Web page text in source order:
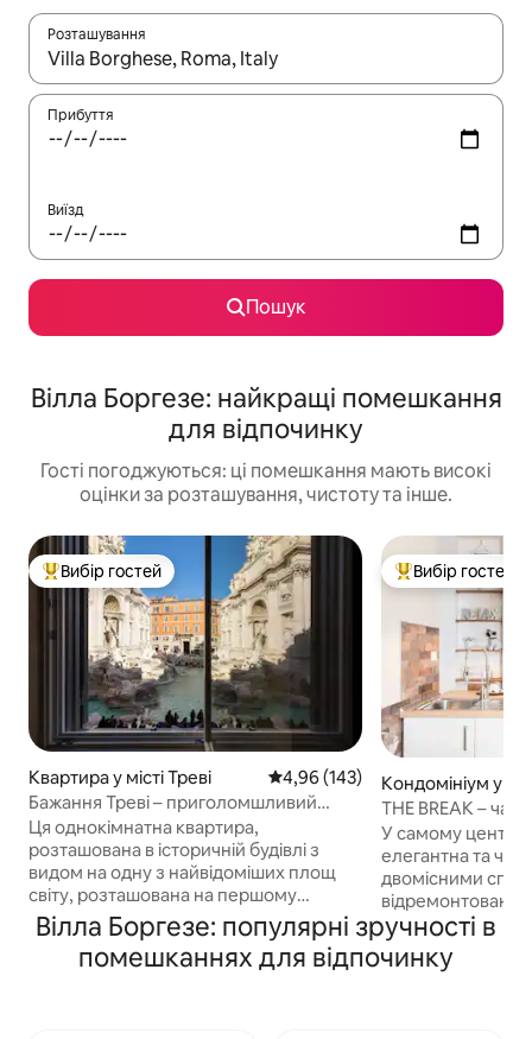
Розташування
Отримавши результати пошуку, використовуйте для
Прибуття
Виїзд
Пошук
Вілла Боргезе: найкращі помешкання
для відпочинку
Гості погоджуються: ці помешкання мають високі
оцінки за розташування, чистоту та інше.
Топ вибір гостей
Вибір гостей
Квартира у місті Треві Середня оцінка: 4,96 з 5,
4,96 (143)
Бажання Треві – приголомшливий
краєвид на фонтан Треві
Ця однокімнатна квартира,
розташована в історичній будівлі з
видом на одну з найвідоміших площ
світу, розташована на першому
поверсі та може похвалитися
сучасними зручностями та завидним
внутрішнім двориком, який ідеально
Топ вибір гостей
Вибір гостей
Кондомініум у
зі
THE BREAK –
Veneto
У самому центрі
елегантна та
двомісними
відремонтована
мебльована,
романтичне та
перебування.
Вілла Боргезе: популярні зручності в
помешканнях для відпочинку